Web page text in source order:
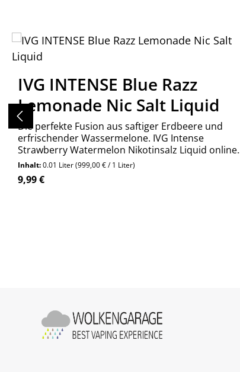
Produktgalerie überspringen
IVG INTENSE Blue Razz
Lemonade Nic Salt Liquid
Die perfekte Fusion aus saftiger Erdbeere und
erfrischender Wassermelone. IVG Intense
Strawberry Watermelon Nikotinsalz Liquid online
kaufen bei Wolkengarage!
Inhalt:0.01 Liter(999,00 € / 1 Liter)
Regulärer Preis:
9,99 €